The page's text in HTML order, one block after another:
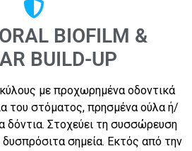
BIOFILM &
BUILD-UP
με προχωρημένα οδοντικά
του στόματος, πρησμένα ούλα ή/
δόντια. Στοχεύει τη συσσώρευση
σημεία. Εκτός από την